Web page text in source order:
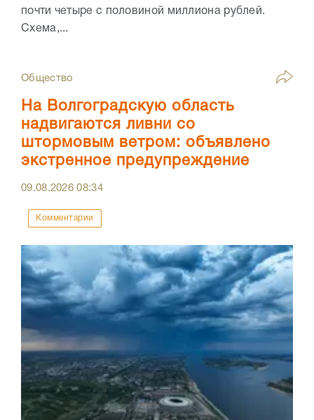
почти четыре с половиной миллиона рублей.
Схема,...
Общество
На Волгоградскую область
надвигаются ливни со
штормовым ветром: объявлено
экстренное предупреждение
09.08.202608:34
Комментарии